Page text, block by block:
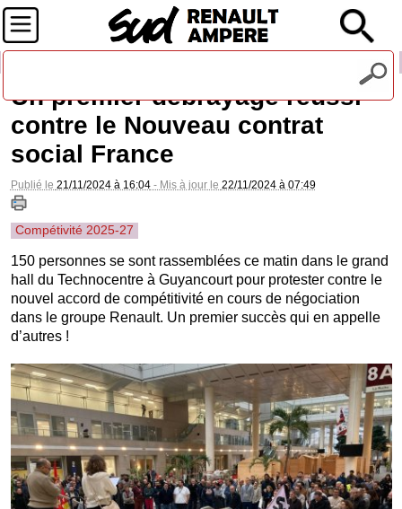
Un premier débrayage réussi
contre le Nouveau contrat
social France
Publié le 21/11/2024 à 16:04- Mis à jour le 22/11/2024 à 07:49
Compétivité 2025-27
150 personnes se sont rassemblées ce matin dans le grand
hall du Technocentre à Guyancourt pour protester contre le
nouvel accord de compétitivité en cours de négociation
dans le groupe Renault. Un premier succès qui en appelle
d’autres !